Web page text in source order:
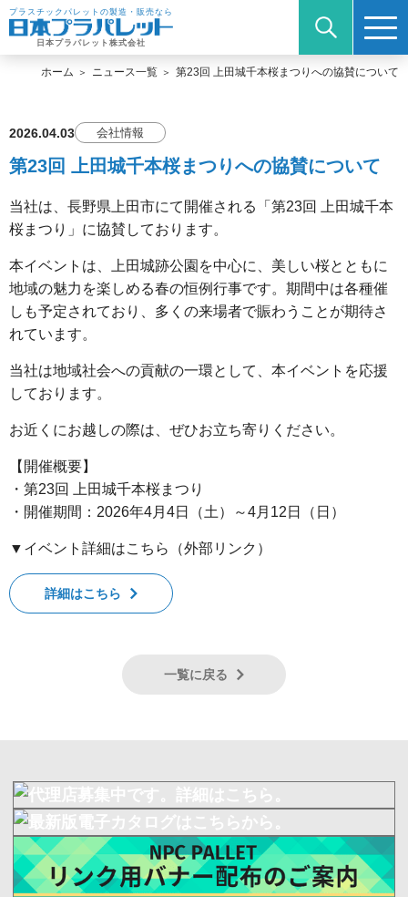
プラスチックパレットの製造・販売なら
日本プラパレット株式会社
ホーム ニュース一覧 第23回 上田城千本桜まつりへの協賛について
2026.04.03 会社情報
第23回 上田城千本桜まつりへの協賛について
当社は、長野県上田市にて開催される「第23回 上田城千本
桜まつり」に協賛しております。
本イベントは、上田城跡公園を中心に、美しい桜とともに
地域の魅力を楽しめる春の恒例行事です。期間中は各種催
しも予定されており、多くの来場者で賑わうことが期待さ
れています。
当社は地域社会への貢献の一環として、本イベントを応援
しております。
お近くにお越しの際は、ぜひお立ち寄りください。
【開催概要】
・第23回 上田城千本桜まつり
・開催期間：2026年4月4日（土）～4月12日（日）
▼イベント詳細はこちら（外部リンク）
詳細はこちら
一覧に戻る